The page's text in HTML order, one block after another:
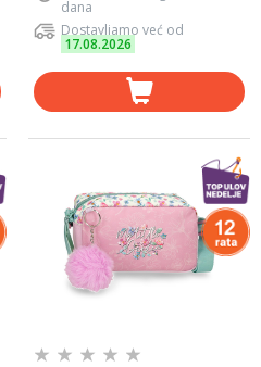
dana
Dostavljamo već od
17.08.2026